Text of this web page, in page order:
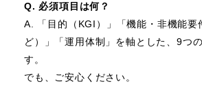
Q. 必須項目は何？
A. 「目的（KGI）」「機能・非機能要
ど）」「運用体制」を軸とした、9つ
す。
でも、ご安心ください。